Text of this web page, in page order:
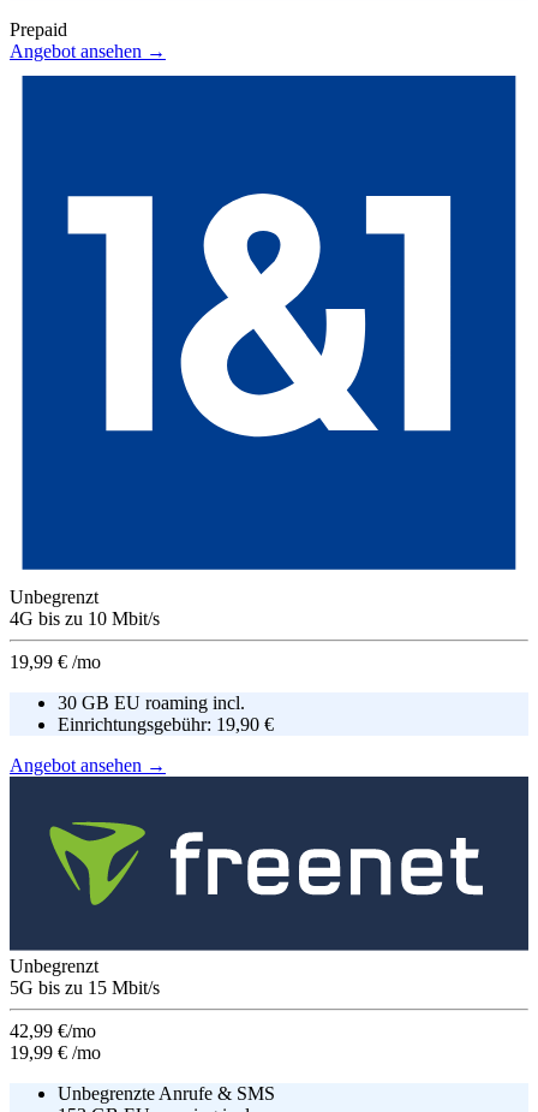
Prepaid
Angebot ansehen →
Unbegrenzt
4G bis zu 10 Mbit/s
19,99 € /mo
30 GB EU roaming incl.
Einrichtungsgebühr: 19,90 €
Angebot ansehen →
Unbegrenzt
5G bis zu 15 Mbit/s
42,99 €/mo
19,99 € /mo
Unbegrenzte Anrufe & SMS